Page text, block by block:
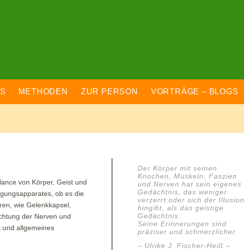
METHODEN ZUR PERSON VORTRÄGE – BLOGS
von Körper, Geist und
ob es die
wie Gelenkkapsel,
der Nerven und
allgemeines
Der Körper mit seinen
Knochen, Muskeln, Faszien
und Nerven hat sein eigenes
Gedächtnis, das weniger
verzerrt oder sich der Illusion
hingibt, als das geistige
Gedächtnis.
Seine Erinnerungen sind
präziser und schmerzlicher.
– Ulrike J. Fischer-Heiß –